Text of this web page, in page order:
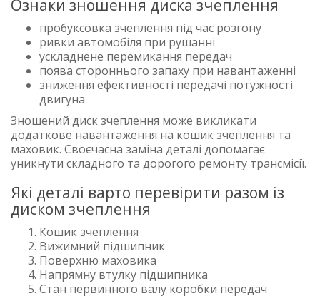
Ознаки зношення диска зчеплення
пробуксовка зчеплення під час розгону
ривки автомобіля при рушанні
ускладнене перемикання передач
поява стороннього запаху при навантаженні
зниження ефективності передачі потужності
двигуна
Зношений диск зчеплення може викликати
додаткове навантаження на кошик зчеплення та
маховик. Своєчасна заміна деталі допомагає
уникнути складного та дорогого ремонту трансмісії.
Які деталі варто перевірити разом із
диском зчеплення
Кошик зчеплення
Вижимний підшипник
Поверхню маховика
Напрямну втулку підшипника
Стан первинного валу коробки передач